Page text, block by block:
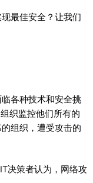
最佳安全？让我们
各种技术和安全挑
织监控他们所有的
组织，遭受攻击的
决策者认为，网络攻